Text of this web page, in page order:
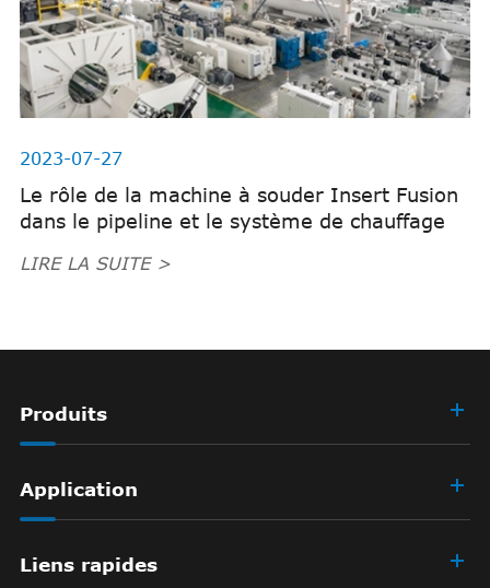
2023-07-27
Le rôle de la machine à souder Insert Fusion
dans le pipeline et le système de chauffage
LIRE LA SUITE >
Produits
Application
Liens rapides